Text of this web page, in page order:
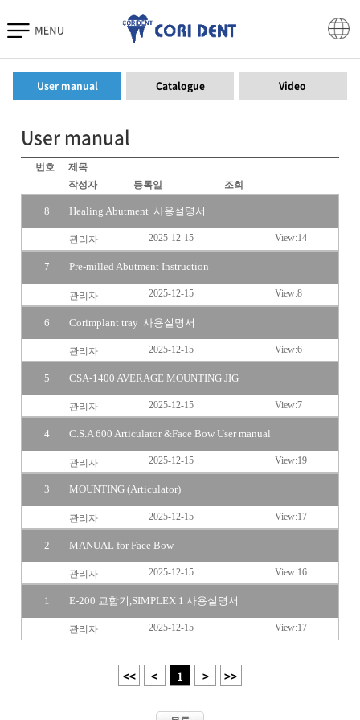
User manual Catalogue Video
User manual
번호
제목
작성자
등록일 조회
8 Healing Abutment 사용설명서
관리자 2025-12-15 14
7 Pre-milled Abutment Instruction
관리자 2025-12-15 8
6 Corimplant tray 사용설명서
관리자 2025-12-15 6
5 CSA-1400 AVERAGE MOUNTING JIG
관리자 2025-12-15 7
4 C.S.A 600 Articulator &Face Bow User manual
관리자 2025-12-15 19
3 MOUNTING (Articulator)
관리자 2025-12-15 17
2 MANUAL for Face Bow
관리자 2025-12-15 16
1 E-200 교합기,SIMPLEX 1 사용설명서
관리자 2025-12-15 17